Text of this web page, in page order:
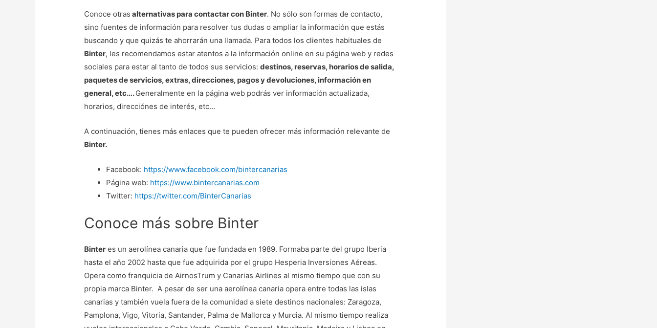
Conoce otras alternativas para contactar con Binter. No sólo son formas de contacto,
sino fuentes de información para resolver tus dudas o ampliar la información que estás
buscando y que quizás te ahorrarán una llamada. Para todos los clientes habituales de
Binter, les recomendamos estar atentos a la información online en su página web y redes
sociales para estar al tanto de todos sus servicios:destinos, reservas, horarios de salida,
paquetes de servicios, extras, direcciones, pagos y devoluciones, información en
general, etc….Generalmente en la página web podrás ver información actualizada,
horarios, direcciónes de interés, etc…
A continuación, tienes más enlaces que te pueden ofrecer más información relevante de
Binter.
Facebook: https://www.facebook.com/bintercanarias
Página web: https://www.bintercanarias.com
Twitter: https://twitter.com/BinterCanarias
Conoce más sobre Binter
Binter es un aerolínea canaria que fue fundada en 1989. Formaba parte del grupo Iberia
hasta el año 2002 hasta que fue adquirida por el grupo Hesperia Inversiones Aéreas.
Opera como franquicia de AirnosTrum y Canarias Airlines al mismo tiempo que con su
propia marca Binter. A pesar de ser una aerolínea canaria opera entre todas las islas
canarias y también vuela fuera de la comunidad a siete destinos nacionales: Zaragoza,
Pamplona, Vigo, Vitoria, Santander, Palma de Mallorca y Murcia. Al mismo tiempo realiza